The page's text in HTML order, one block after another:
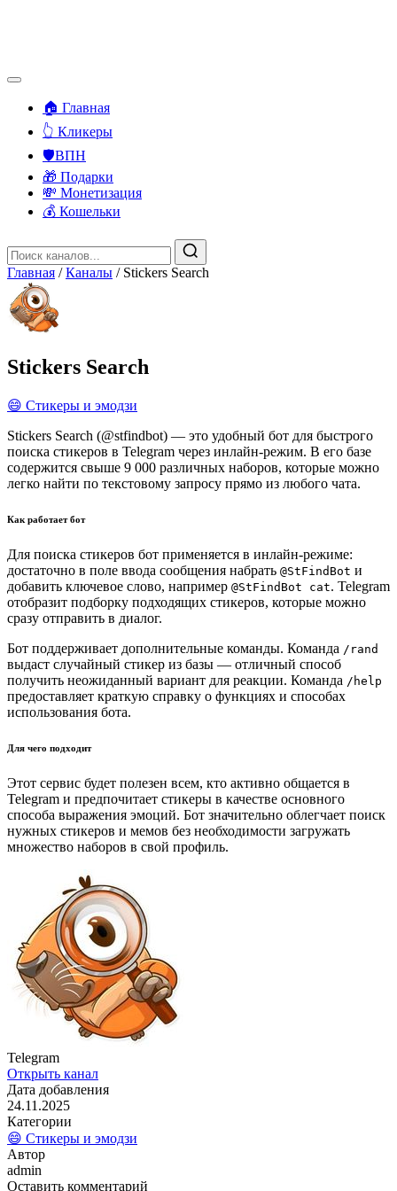
🏠 Главная
👆 Кликеры
🛡️ВПН
🎁 Подарки
💸 Монетизация
💰 Кошельки
Главная / Каналы / Stickers Search
Stickers Search
😄 Стикеры и эмодзи
Stickers Search (@stfindbot) — это удобный бот для быстрого
поиска стикеров в Telegram через инлайн-режим. В его базе
содержится свыше 9 000 различных наборов, которые можно
легко найти по текстовому запросу прямо из любого чата.
Как работает бот
Для поиска стикеров бот применяется в инлайн-режиме:
достаточно в поле ввода сообщения набрать @StFindBot и
добавить ключевое слово, например @StFindBot cat. Telegram
отобразит подборку подходящих стикеров, которые можно
сразу отправить в диалог.
Бот поддерживает дополнительные команды. Команда /rand
выдаст случайный стикер из базы — отличный способ
получить неожиданный вариант для реакции. Команда /help
предоставляет краткую справку о функциях и способах
использования бота.
Для чего подходит
Этот сервис будет полезен всем, кто активно общается в
Telegram и предпочитает стикеры в качестве основного
способа выражения эмоций. Бот значительно облегчает поиск
нужных стикеров и мемов без необходимости загружать
множество наборов в свой профиль.
Telegram
Открыть канал
Дата добавления
24.11.2025
Категории
😄 Стикеры и эмодзи
Автор
admin
Оставить комментарий